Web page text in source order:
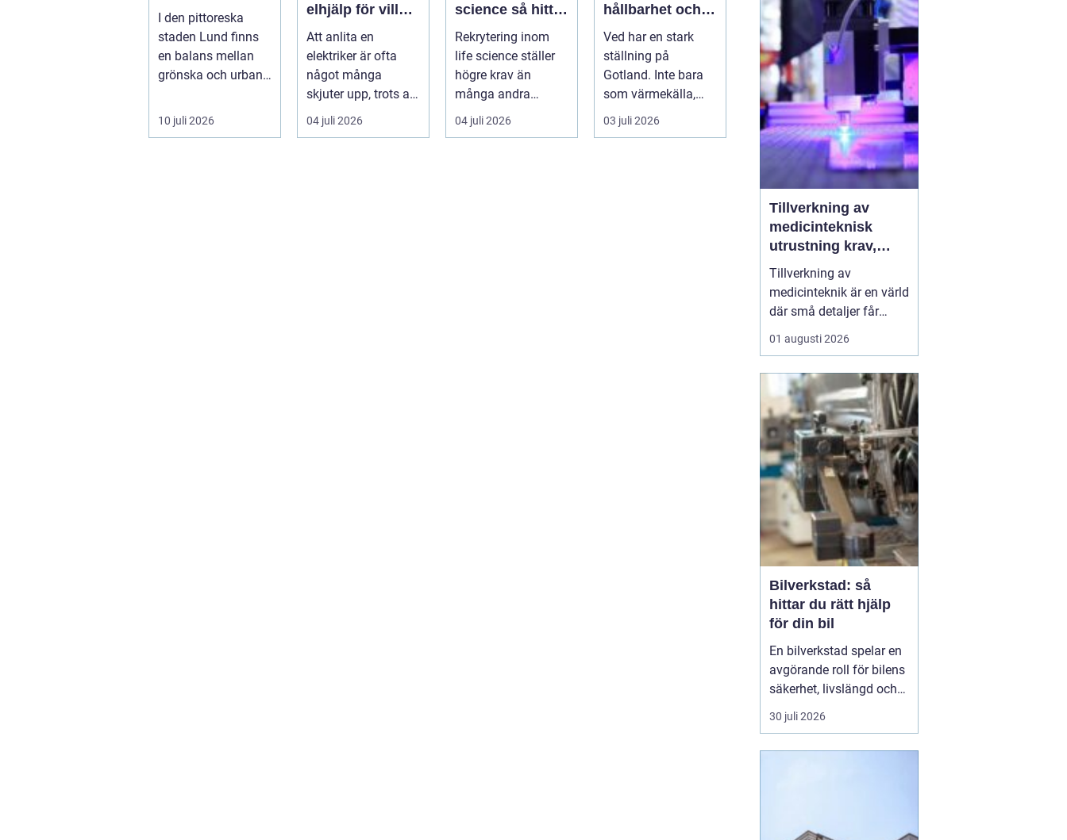
I den pittoreska
staden Lund finns
en balans mellan
grönska och urban
inte bara ...
10 juli 2026
elhjälp för villa,
lägenhet och
företag
Att anlita en
elektriker är ofta
något många
skjuter upp, trots att
äldre
elanläggningar,
04 juli 2026
science så hittar
verksamheter
rätt kompetens
Rekrytering inom
life science ställer
högre krav än
många andra
branscher. Få
områden
04 juli 2026
hållbarhet och
värme på
gotland
Ved har en stark
ställning på
Gotland. Inte bara
som värmekälla,
utan som en del av
vardagen. I mång...
03 juli 2026
göras. Att anlita en
professionell flyttfirma
kan vara det bästa
beslute...
Tillverkning av
medicinteknisk
utrustning krav,
kvalitet och
precision
Tillverkning av
medicinteknik är en värld
där små detaljer får
stora konsekvenser. En
liten avvikelse i en
hur en hel apparat
fungerar, och i
förlängningen
patientens säkerhet.
Därför kombinerar
moderna verkstäder
avancerad tekn...
01 augusti 2026
Bilverkstad: så
hittar du rätt hjälp
för din bil
En bilverkstad spelar en
avgörande roll för bilens
säkerhet, livslängd och
andrahandsvärde. Ändå
väntar många tills en
30 juli 2026